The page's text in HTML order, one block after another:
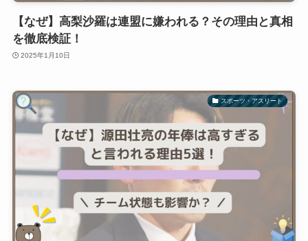
【なぜ】高梨沙羅は連盟に嫌われる？その理由と真相
を徹底検証！
2025年1月10日
スポーツ・アスリート